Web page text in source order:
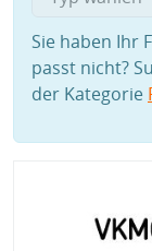
Sie haben Ihr
passt nicht?
der Kategorie